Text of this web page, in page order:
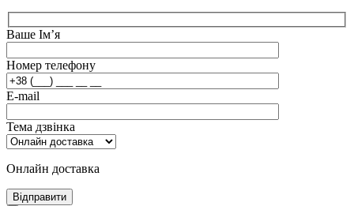
Ваше Ім’я
Номер телефону
E-mail
Тема дзвінка
Онлайн доставка
Відправити